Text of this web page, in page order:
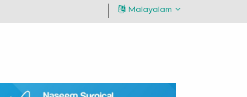
Malayalam